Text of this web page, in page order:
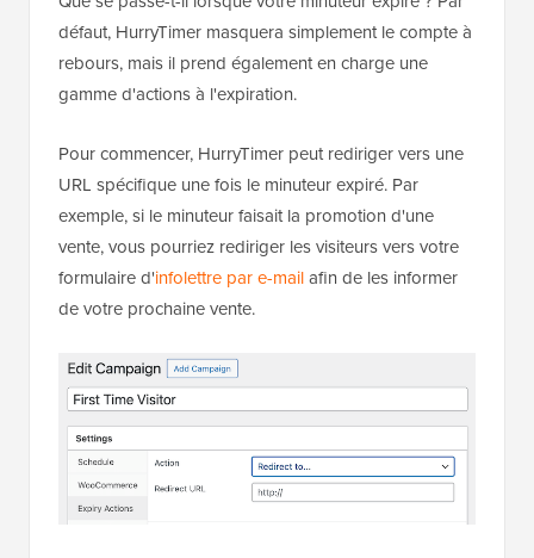
défaut, HurryTimer masquera simplement le compte à
rebours, mais il prend également en charge une
gamme d'actions à l'expiration.
Pour commencer, HurryTimer peut rediriger vers une
URL spécifique une fois le minuteur expiré. Par
exemple, si le minuteur faisait la promotion d'une
vente, vous pourriez rediriger les visiteurs vers votre
formulaire d'infolettre par e-mailafin de les informer
de votre prochaine vente.